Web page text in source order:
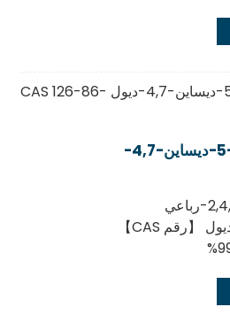
2,4,7,9-رباعي ميثيل-5-ديساين-4,7-
【الاسم الكيميائي】2,4,7,9-رباعي
ميثيل-5-ديساين-4,7-ديول 【رقم CAS】